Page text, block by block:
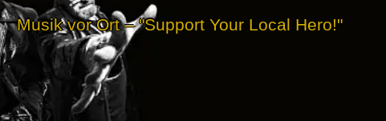
Musik vor Ort – "Support Your Local Hero!"